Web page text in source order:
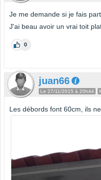
Je me demande si je fais
J'ai beau avoir un vrai toit
0
juan66
Le 27/11/2015 à 20h44
Les débords font 60cm, ils